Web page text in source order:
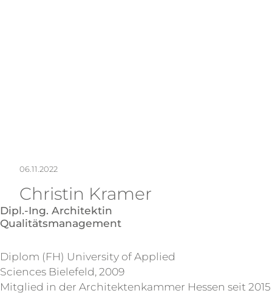
06.11.2022
Christin Kramer
Dipl.-Ing. Architektin
Qualitätsmanagement
Diplom (FH) University of Applied
Sciences Bielefeld, 2009
Mitglied in der Architektenkammer Hessen seit 2015